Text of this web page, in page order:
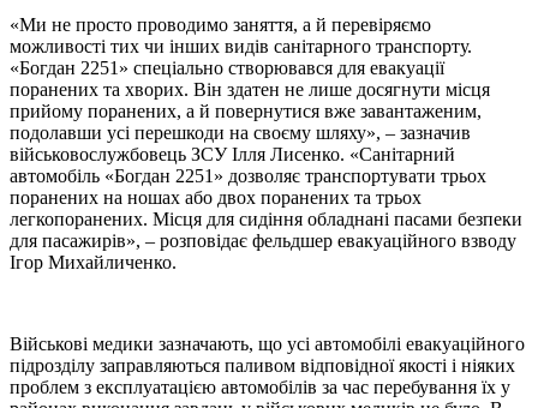
«Ми не просто проводимо заняття, а й перевіряємо
можливості тих чи інших видів санітарного транспорту.
«Богдан 2251» спеціально створювався для евакуації
поранених та хворих. Він здатен не лише досягнути місця
прийому поранених, а й повернутися вже завантаженим,
подолавши усі перешкоди на своєму шляху», – зазначив
військовослужбовець ЗСУ Ілля Лисенко. «Санітарний
автомобіль «Богдан 2251» дозволяє транспортувати трьох
поранених на ношах або двох поранених та трьох
легкопоранених. Місця для сидіння обладнані пасами безпеки
для пасажирів», – розповідає фельдшер евакуаційного взводу
Ігор Михайличенко.
Військові медики зазначають, що усі автомобілі евакуаційного
підрозділу заправляються паливом відповідної якості і ніяких
проблем з експлуатацією автомобілів за час перебування їх у